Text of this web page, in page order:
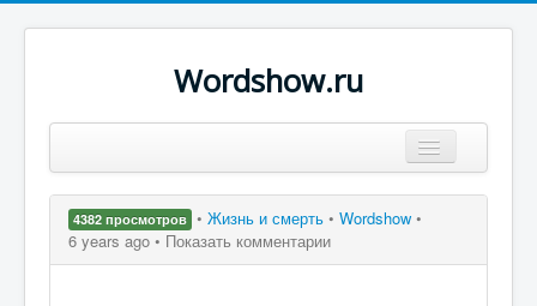
Wordshow.ru
Популярные цитаты
4382 просмотров • Жизнь и смерть • Wordshow •
6 years ago • Показать комментарии